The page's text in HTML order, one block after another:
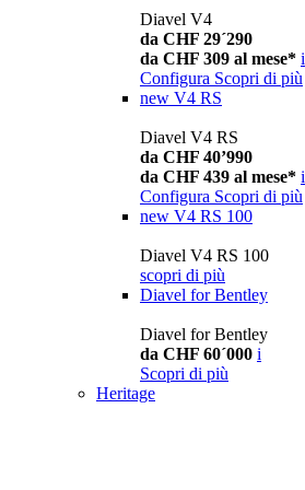
Diavel V4
da CHF 29´290
da CHF 309 al mese* i
Configura Scopri di più
new V4 RS
Diavel V4 RS
da CHF 40’990
da CHF 439 al mese* i
Configura Scopri di più
new V4 RS 100
Diavel V4 RS 100
scopri di più
Diavel for Bentley
Diavel for Bentley
da CHF 60´000 i
Scopri di più
Heritage